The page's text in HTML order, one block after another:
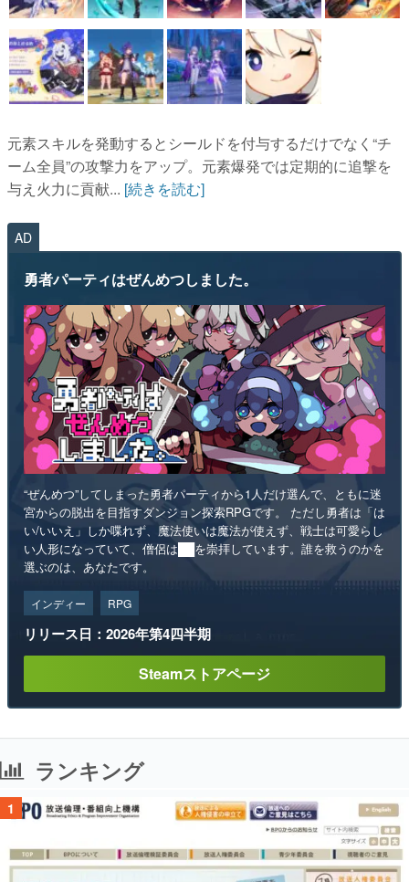
元素スキルを発動するとシールドを付与するだけでなく“チ
ーム全員”の攻撃力をアップ。元素爆発では定期的に追撃を
与え火力に貢献... [続きを読む]
AD
勇者パーティはぜんめつしました。
“ぜんめつ”してしまった勇者パーティから1人だけ選んで、ともに迷
宮からの脱出を目指すダンジョン探索RPGです。 ただし勇者は「は
い/いいえ」しか喋れず、魔法使いは魔法が使えず、戦士は可愛らし
い人形になっていて、僧侶は██を崇拝しています。誰を救うのかを
選ぶのは、あなたです。
インディー RPG
リリース日：2026年第4四半期
Steamストアページ
ランキング
1